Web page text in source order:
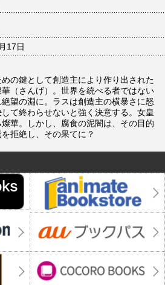
17日
の鍵として創造主により作り出された
（さんげ）。世界を統べる者ではない
望の淵に。ラスは創造主の横暴さに怒
て終わらせないと強く決意する。女皇
華。しかし、腐食の泥闇は、その目的
拒絶し、その果てに？